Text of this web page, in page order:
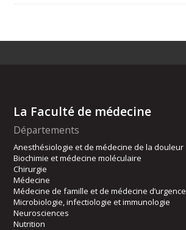
La Faculté de médecine
Départements
Anesthésiologie et de médecine de la douleur
Biochimie et médecine moléculaire
Chirurgie
Médecine
Médecine de famille et de médecine d’urgence
Microbiologie, infectiologie et immunologie
Neurosciences
Nutrition